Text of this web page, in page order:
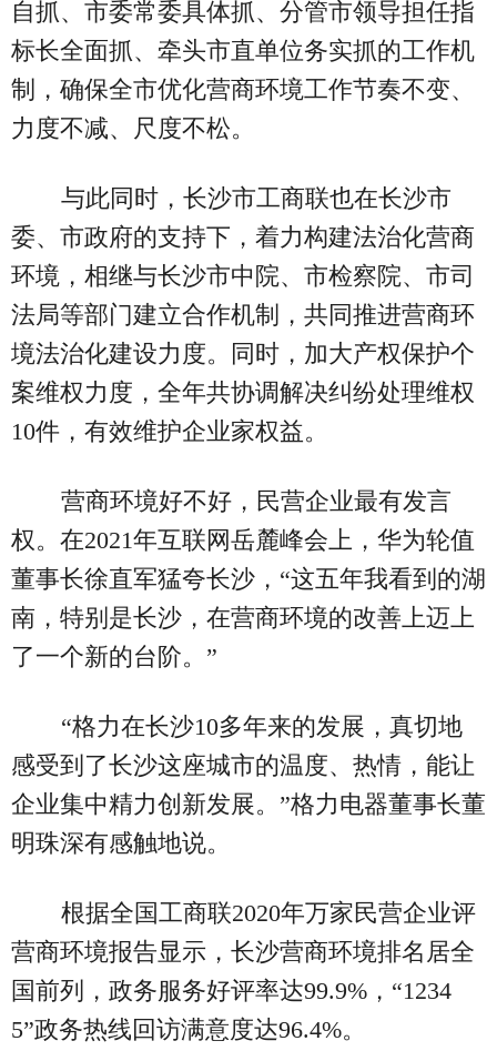
自抓、市委常委具体抓、分管市领导担任指
标长全面抓、牵头市直单位务实抓的工作机
制，确保全市优化营商环境工作节奏不变、
力度不减、尺度不松。
与此同时，长沙市工商联也在长沙市
委、市政府的支持下，着力构建法治化营商
环境，相继与长沙市中院、市检察院、市司
法局等部门建立合作机制，共同推进营商环
境法治化建设力度。同时，加大产权保护个
案维权力度，全年共协调解决纠纷处理维权
10件，有效维护企业家权益。
营商环境好不好，民营企业最有发言
权。在2021年互联网岳麓峰会上，华为轮值
董事长徐直军猛夸长沙，“这五年我看到的湖
南，特别是长沙，在营商环境的改善上迈上
了一个新的台阶。”
“格力在长沙10多年来的发展，真切地
感受到了长沙这座城市的温度、热情，能让
企业集中精力创新发展。”格力电器董事长董
明珠深有感触地说。
根据全国工商联2020年万家民营企业评
营商环境报告显示，长沙营商环境排名居全
国前列，政务服务好评率达99.9%，“1234
5”政务热线回访满意度达96.4%。